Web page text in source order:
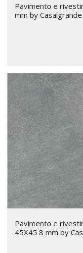
Pavimento e
mm by
Pavimento e
45X45 8 mm by